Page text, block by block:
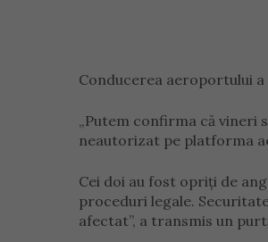
Conducerea aeroportului
„Putem confirma că vineri
neautorizat pe platforma
Cei doi au fost opriți de
proceduri legale.
afectat”, a transmis un